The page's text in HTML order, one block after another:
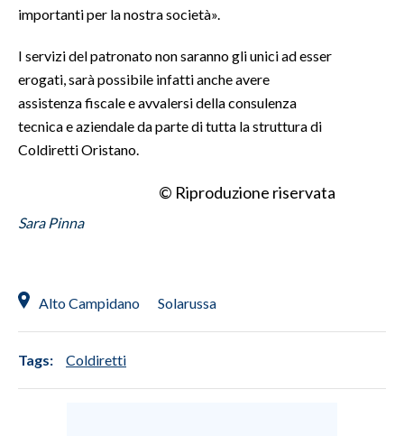
PUBBLICITÀ
SPIAGGE
importanti per la nostra società».
I servizi del patronato non saranno gli unici ad esser
erogati, sarà possibile infatti anche avere
assistenza fiscale e avvalersi della consulenza
tecnica e aziendale da parte di tutta la struttura di
Coldiretti Oristano.
© Riproduzione riservata
Sara Pinna
Alto Campidano Solarussa
Tags: Coldiretti